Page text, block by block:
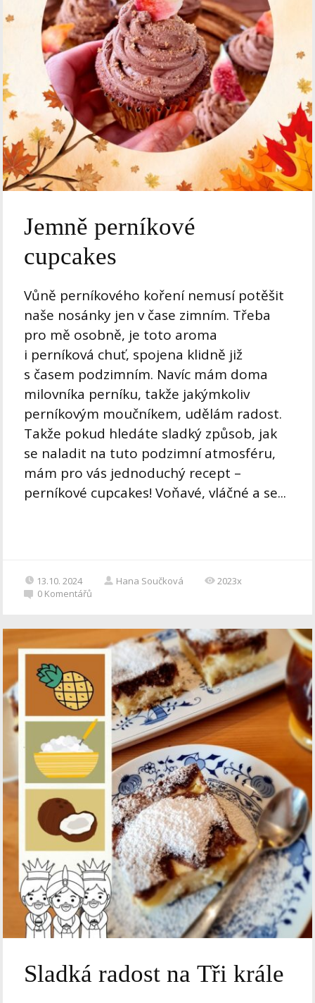
Jemně perníkové
cupcakes
Vůně perníkového koření nemusí potěšit
naše nosánky jen v čase zimním. Třeba
pro mě osobně, je toto aroma
i perníková chuť, spojena klidně již
s časem podzimním. Navíc mám doma
milovníka perníku, takže jakýmkoliv
perníkovým moučníkem, udělám radost.
Takže pokud hledáte sladký způsob, jak
se naladit na tuto podzimní atmosféru,
mám pro vás jednoduchý recept –
perníkové cupcakes! Voňavé, vláčné a se...
13.10. 2024 Hana Součková
2023x
0 Komentářů
Sladká radost na Tři krále